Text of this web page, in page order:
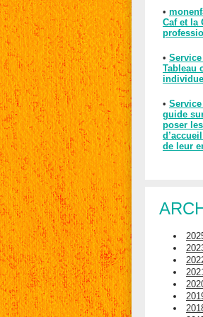
•
Caf et la
•
Tableau
•
guide
poser
de leur